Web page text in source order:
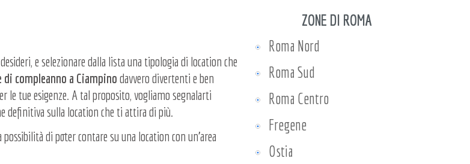
e selezionare dalla lista una tipologia di location che
compleanno a Ciampinodavvero divertenti e ben
tue esigenze. A tal proposito, vogliamo segnalarti
definitiva sulla location che ti attira di più.
di poter contare su una location con un’area
ZONE DI ROMA
Roma Nord
Roma Sud
Roma Centro
Fregene
Ostia